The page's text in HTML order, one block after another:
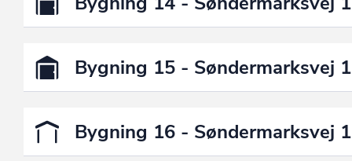
Bygning 15 - Søndermarksvej
Bygning 16 - Søndermarksvej 1